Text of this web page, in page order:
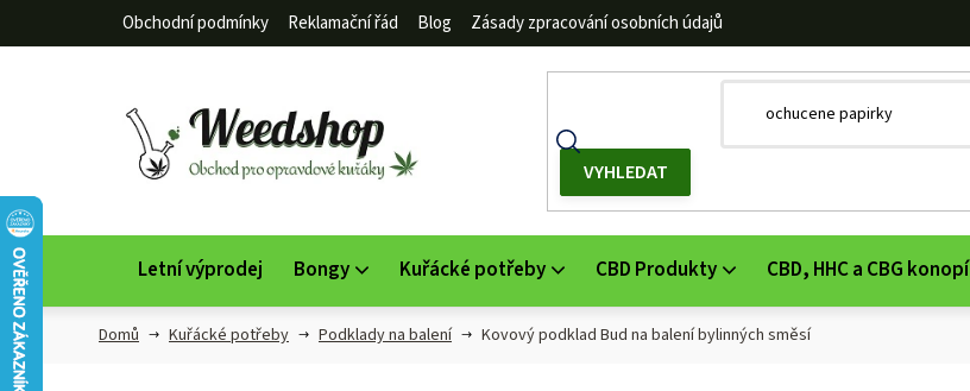
Obchodní podmínky Reklamační řád Blog Zásady zpracování osobních údajů
Letní výprodej Bongy Kuřácké potřeby CBD Produkty CBD, HHC a CBG konopí
Domů Kuřácké potřeby Podklady na balení Kovový podklad Bud na balení bylinných směsí